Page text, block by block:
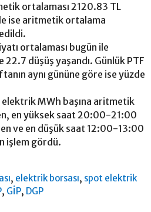
ortalaması 2120.83 TL
ise aritmetik ortalama
ortalaması bugün ile
22.7 düşüş yaşandı. Günlük PTF
aynı gününe göre ise yüzde
MWh başına aritmetik
en yüksek saat 20:00-21:00
ve en düşük saat 12:00-13:00
işlem gördü.
, elektrik borsası, spot elektrik
, GİP, DGP